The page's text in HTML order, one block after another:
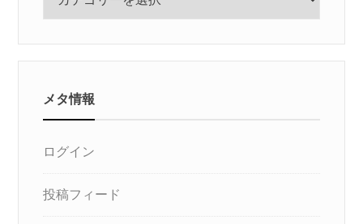
メタ情報
ログイン
投稿フィード